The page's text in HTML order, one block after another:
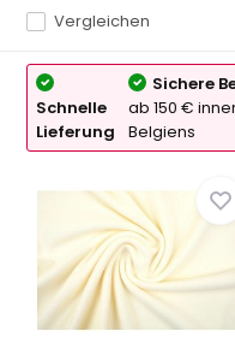
Vergleichen
Schnelle
Lieferung
Sichere
ab 150 €
Belgiens